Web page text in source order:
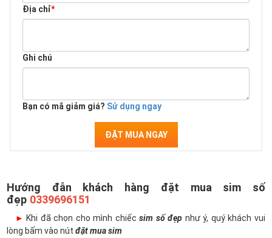
Địa chỉ*
Ghi chú
Bạn có mã giảm giá? Sử dụng ngay
ĐẶT MUA NGAY
Hướng đẫn khách hàng đặt mua sim số
đẹp 0339696151
► Khi đã chọn cho mình chiếcsim số đẹp như ý, quý khách vui
lòng bấm vào nút đặt mua sim